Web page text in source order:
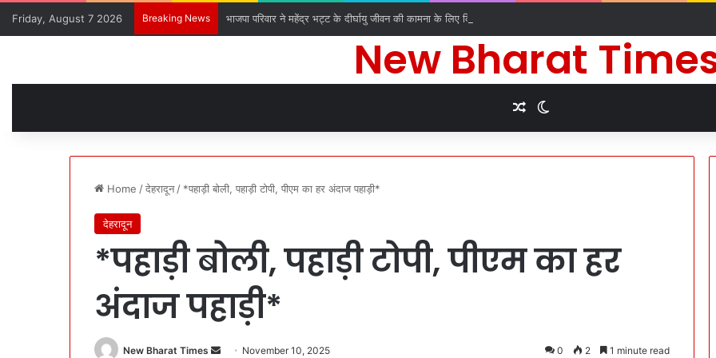
Friday, August 7 2026 Breaking News भाजपा परिवार ने महेंद्र भट्ट के दीर्घायु जीवन की कामना के लिए किए धार्मिक अनुष्ठान
New Bharat
Random Article
Home /देहरादून / *पहाड़ी बोली, पहाड़ी टोपी, पीएम का हर अंदाज पहाड़ी*
देहरादून
*पहाड़ी बोली, पहाड़ी टोपी, पीएम का हर
अंदाज पहाड़ी*
New Bharat Times November 10, 2025 0 2 1 minute read